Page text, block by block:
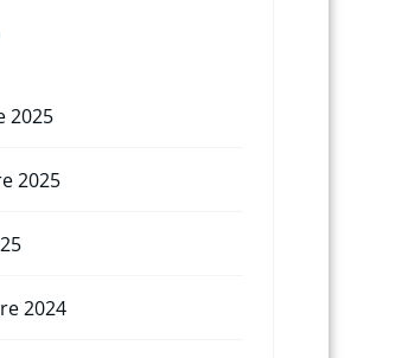
2025
2025
2024